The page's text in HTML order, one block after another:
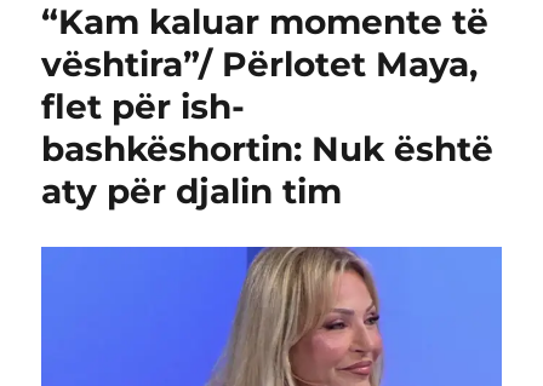
“Kam kaluar momente të
vështira”/ Përlotet Maya,
flet për ish-
bashkëshortin: Nuk është
aty për djalin tim